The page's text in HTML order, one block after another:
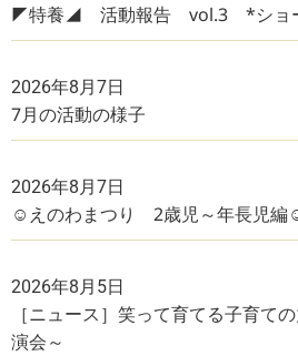
◤特養◢ 活動報告 vol.3 *ショ
2026年8月7日
7月の活動の様子
2026年8月7日
☺えのわまつり 2歳児～年長児編
2026年8月5日
［ニュース］笑って育てる子育て
演会～